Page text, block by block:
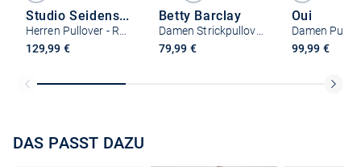
Studio Seidensticker
129,99 €
Betty Barclay
79,99 €
Oui
Damen
99,99 €
DAS PASST DAZU